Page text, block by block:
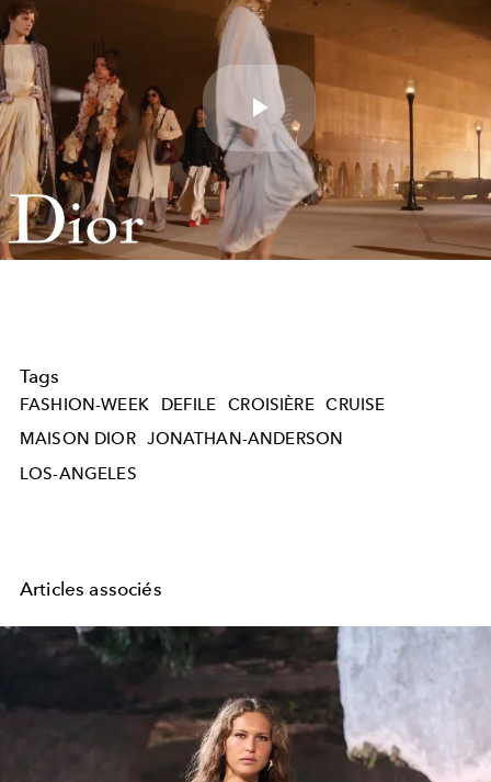
Play
Video
Tags
FASHION-WEEK DEFILE CROISIÈRE CRUISE
MAISON DIOR JONATHAN-ANDERSON
LOS-ANGELES
Articles associés